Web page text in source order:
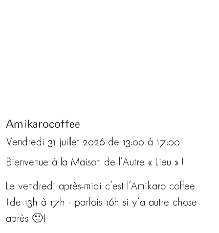
Amikarocoffee
Vendredi 31 juillet 2026 de 13:00 à 17:00
Bienvenue à la Maison de l’Autre « Lieu » !
Le vendredi après-midi c’est l’Amikaro coffee
(de 13h à 17h – parfois 16h si y’a autre chose
après 🙂)